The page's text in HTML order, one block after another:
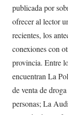
publicada por
ofrecer al lector
recientes, los
conexiones con
provincia. Entre
encuentran La
de venta de
personas; La